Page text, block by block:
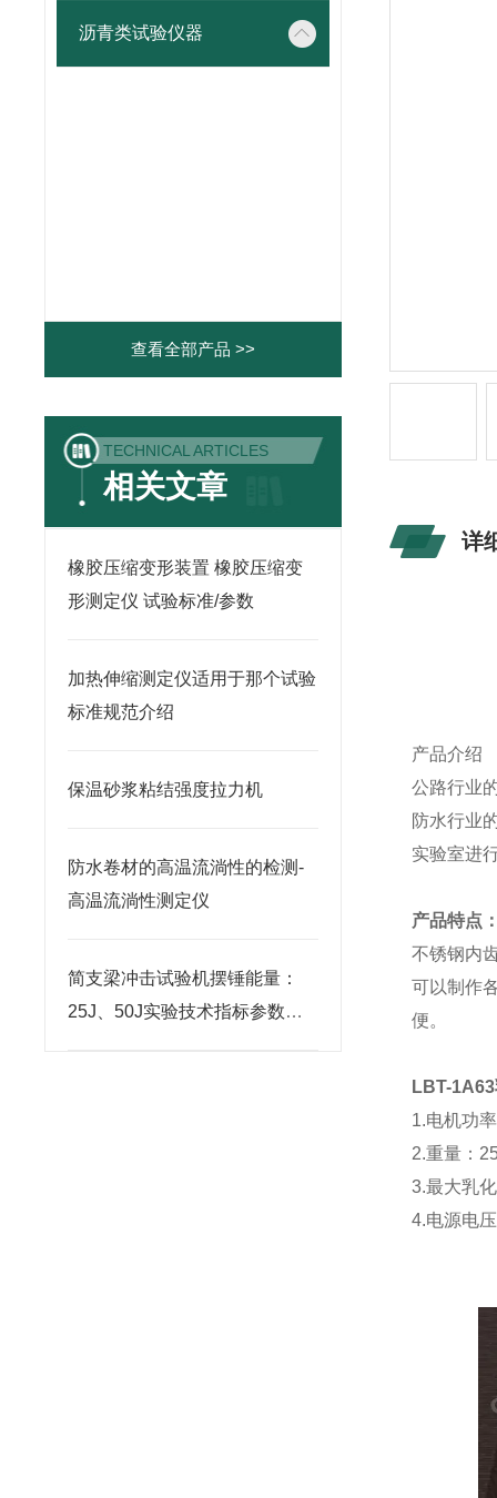
沥青类试验仪器
查看全部产品 >>
TECHNICAL ARTICLES
相关文章
橡胶压缩变形装置 橡胶压缩变
形测定仪 试验标准/参数
加热伸缩测定仪适用于那个试验
标准规范介绍
保温砂浆粘结强度拉力机
防水卷材的高温流淌性的检测-
高温流淌性测定仪
简支梁冲击试验机摆锤能量：
25J、50J实验技术指标参数介
详
产品介绍
公路行业
防水行业
实验室进
产品特点
不锈钢内
可以制作
便。
LBT-1A63
1.电机功
2.重量：
3.最大乳
4.电源电